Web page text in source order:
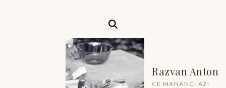
Razvan Anton
CE MANANCI AZI